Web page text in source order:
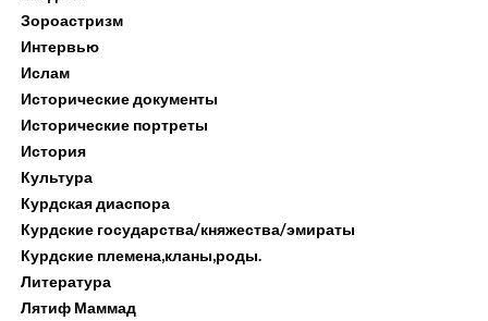
Зороастризм
Интервью
Ислам
Исторические документы
Исторические портреты
История
Культура
Курдская диаспора
Курдские государства/княжества/эмираты
Курдские племена,кланы,роды.
Литература
Лятиф Маммад